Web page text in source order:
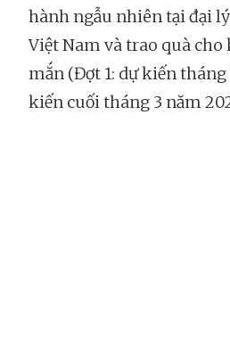
hành ngẫu nhiên tại đại
Việt Nam và trao quà
mắn (Đợt 1: dự kiến tháng
kiến cuối tháng 3 năm